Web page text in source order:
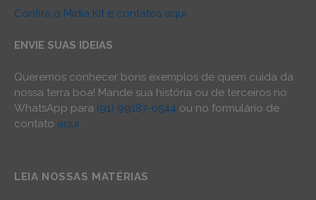
Confira o Mídia Kit e contatos aqui
ENVIE SUAS IDEIAS
Queremos conhecer bons exemplos de quem cuida da
nossa terra boa! Mande sua história ou de terceiros no
WhatsApp para (91) 99187-0544 ou no formulário de
contato aqui.
LEIA NOSSAS MATÉRIAS